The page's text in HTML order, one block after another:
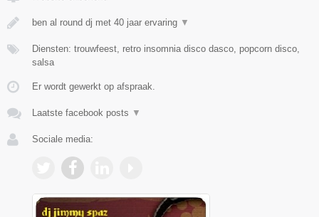
ben al round dj met 40 jaar ervaring ▼
Diensten: trouwfeest, retro insomnia disco dasco, popcorn disco,
salsa
Er wordt gewerkt op afspraak.
Laatste facebook posts ▼
Sociale media: